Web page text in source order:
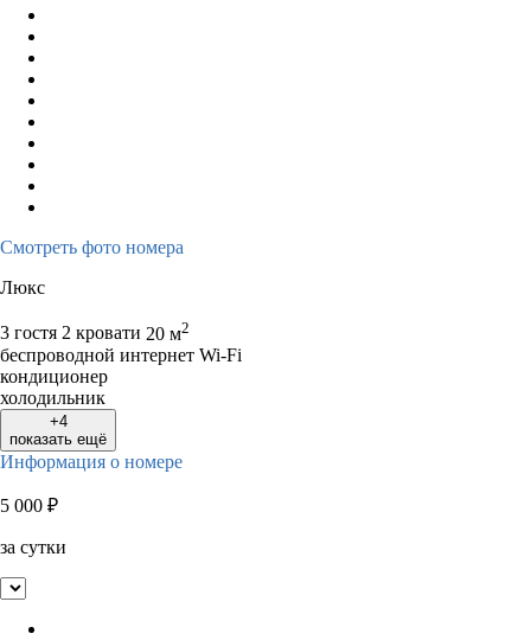
Смотреть фото номера
Люкс
3 гостя 2 кровати 20 м2
беспроводной интернет Wi-Fi
кондиционер
холодильник
+4
показать ещё
Информация о номере
5 000 ₽
за сутки